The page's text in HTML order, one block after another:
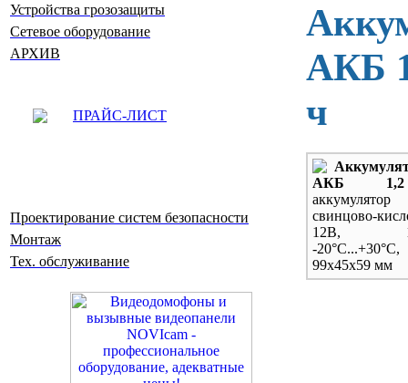
Устройства грозозащиты
Сетевое оборудование
АРХИВ
ПРАЙС-ЛИСТ
Проектирование систем безопасности
Монтаж
Тех. обслуживание
АКБ
ч
АКБ 1,2
аккумулятор
свинцово-
12В,
-20°С...+30°С,
99х45х59 мм